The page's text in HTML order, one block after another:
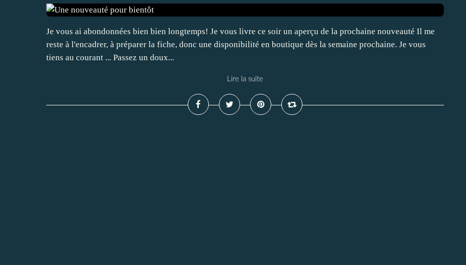
Je vous ai abondonnées bien bien longtemps! Je vous livre ce soir un aperçu de la prochaine nouveauté Il me
reste à l'encadrer, à préparer la fiche, donc une disponibilité en boutique dès la semaine prochaine. Je vous
tiens au courant ... Passez un doux...
Lire la suite